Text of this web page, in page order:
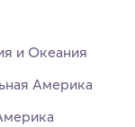
и Океания
Америка